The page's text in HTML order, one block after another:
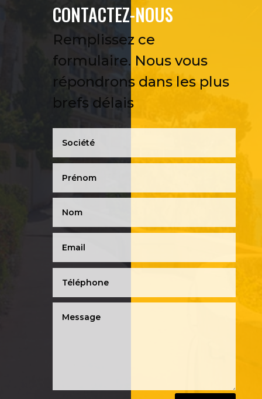
CONTACTEZ-NOUS
Remplissez ce
formulaire. Nous vous
répondrons dans les plus
brefs délais